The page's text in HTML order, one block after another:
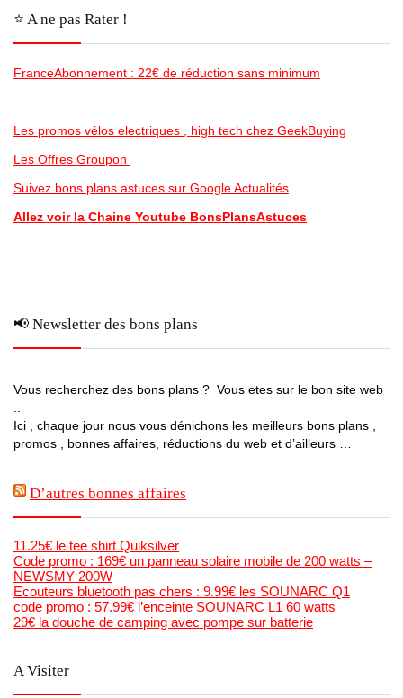
⭐️ A ne pas Rater !
FranceAbonnement : 22€ de réduction sans minimum
Les promos vélos electriques , high tech chez GeekBuying
Les Offres Groupon
Suivez bons plans astuces sur Google Actualités
Allez voir la Chaine Youtube BonsPlansAstuces
📢 Newsletter des bons plans
Vous recherchez des bons plans ? Vous etes sur le bon site web
Ici , chaque jour nous vous dénichons les meilleurs bons plans ,
promos , bonnes affaires, réductions du web et d’ailleurs …
D’autres bonnes affaires
11.25€ le tee shirt Quiksilver
Code promo : 169€ un panneau solaire mobile de 200 watts –
NEWSMY 200W
Ecouteurs bluetooth pas chers : 9.99€ les SOUNARC Q1
code promo : 57.99€ l’enceinte SOUNARC L1 60 watts
29€ la douche de camping avec pompe sur batterie
A Visiter